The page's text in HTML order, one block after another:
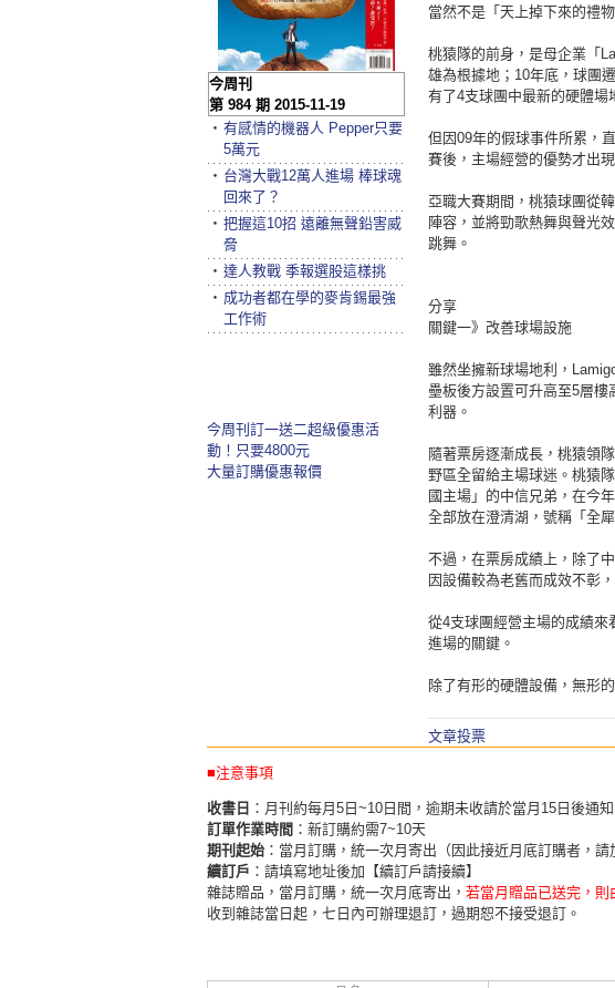
當然不是「天上掉下來的禮物
桃猿隊的前身，是母企業「
雄為根據地；10年底，球團
有了4支球團中最新的硬體場
但因09年的假球事件所累，
賽後，主場經營的優勢才出
亞職大賽期間，桃猿球團從
陣容，並將勁歌熱舞與聲光
跳舞。
分享
關鍵一》改善球場設施
雖然坐擁新球場地利，
壘板後方設置可升高至5層
利器。
隨著票房逐漸成長，桃猿領
野區全留給主場球迷。桃猿
國主場」的中信兄弟，在今
全部放在澄清湖，號稱「全
不過，在票房成績上，除了
因設備較為老舊而成效不彰
從4支球團經營主場的成績
進場的關鍵。
除了有形的硬體設備，無形
文章投票
今周刊
第 984 期 2015-11-19
‧ 有感情的機器人 Pepper只要
5萬元
‧ 台灣大戰12萬人進場 棒球魂
回來了？
‧ 把握這10招 遠離無聲鉛害威
脅
‧ 達人教戰 季報選股這樣挑
‧ 成功者都在學的麥肯錫最強
工作術
今周刊訂一送二超級優惠活
動！只要4800元
大量訂購優惠報價
■注意事項
收書日 ：月刊約每月5日~10日間，逾期未收請於當月15日後通
訂單作業時間 ：新訂購約需7~10天
期刊起始 ：當月訂購，統一次月寄出（因此接近月底訂購者，請
續訂戶 ：請填寫地址後加【續訂戶請接續】
雜誌贈品，當月訂購，統一次月底寄出， 若當月贈品已送完，則
收到雜誌當日起，七日內可辦理退訂，過期恕不接受退訂。